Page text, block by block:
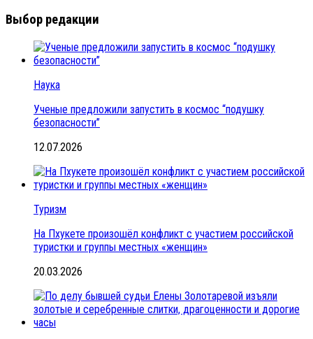
Выбор редакции
Наука
Ученые предложили запустить в космос “подушку
безопасности”
12.07.2026
Туризм
На Пхукете произошёл конфликт с участием российской
туристки и группы местных «женщин»
20.03.2026